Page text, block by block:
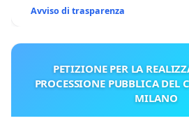
Avviso di trasparenza
PETIZIONE PER LA
PROCESSIONE PUBBLICA DEL
MILANO